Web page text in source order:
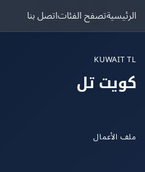
تصفح الفئاتاتصل بنا
تل